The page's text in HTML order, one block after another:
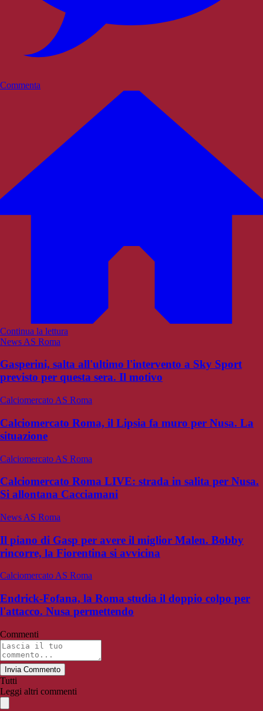
Commenta
Continua la lettura
News AS Roma
Gasperini, salta all'ultimo l'intervento a Sky Sport
previsto per questa sera. Il motivo
Calciomercato AS Roma
Calciomercato Roma, il Lipsia fa muro per Nusa. La
situazione
Calciomercato AS Roma
Calciomercato Roma LIVE: strada in salita per Nusa.
Si allontana Cacciamani
News AS Roma
Il piano di Gasp per avere il miglior Malen. Bobby
rincorre, la Fiorentina si avvicina
Calciomercato AS Roma
Endrick-Fofana, la Roma studia il doppio colpo per
l'attacco. Nusa permettendo
Commenti
Invia Commento
Tutti
Leggi altri commenti